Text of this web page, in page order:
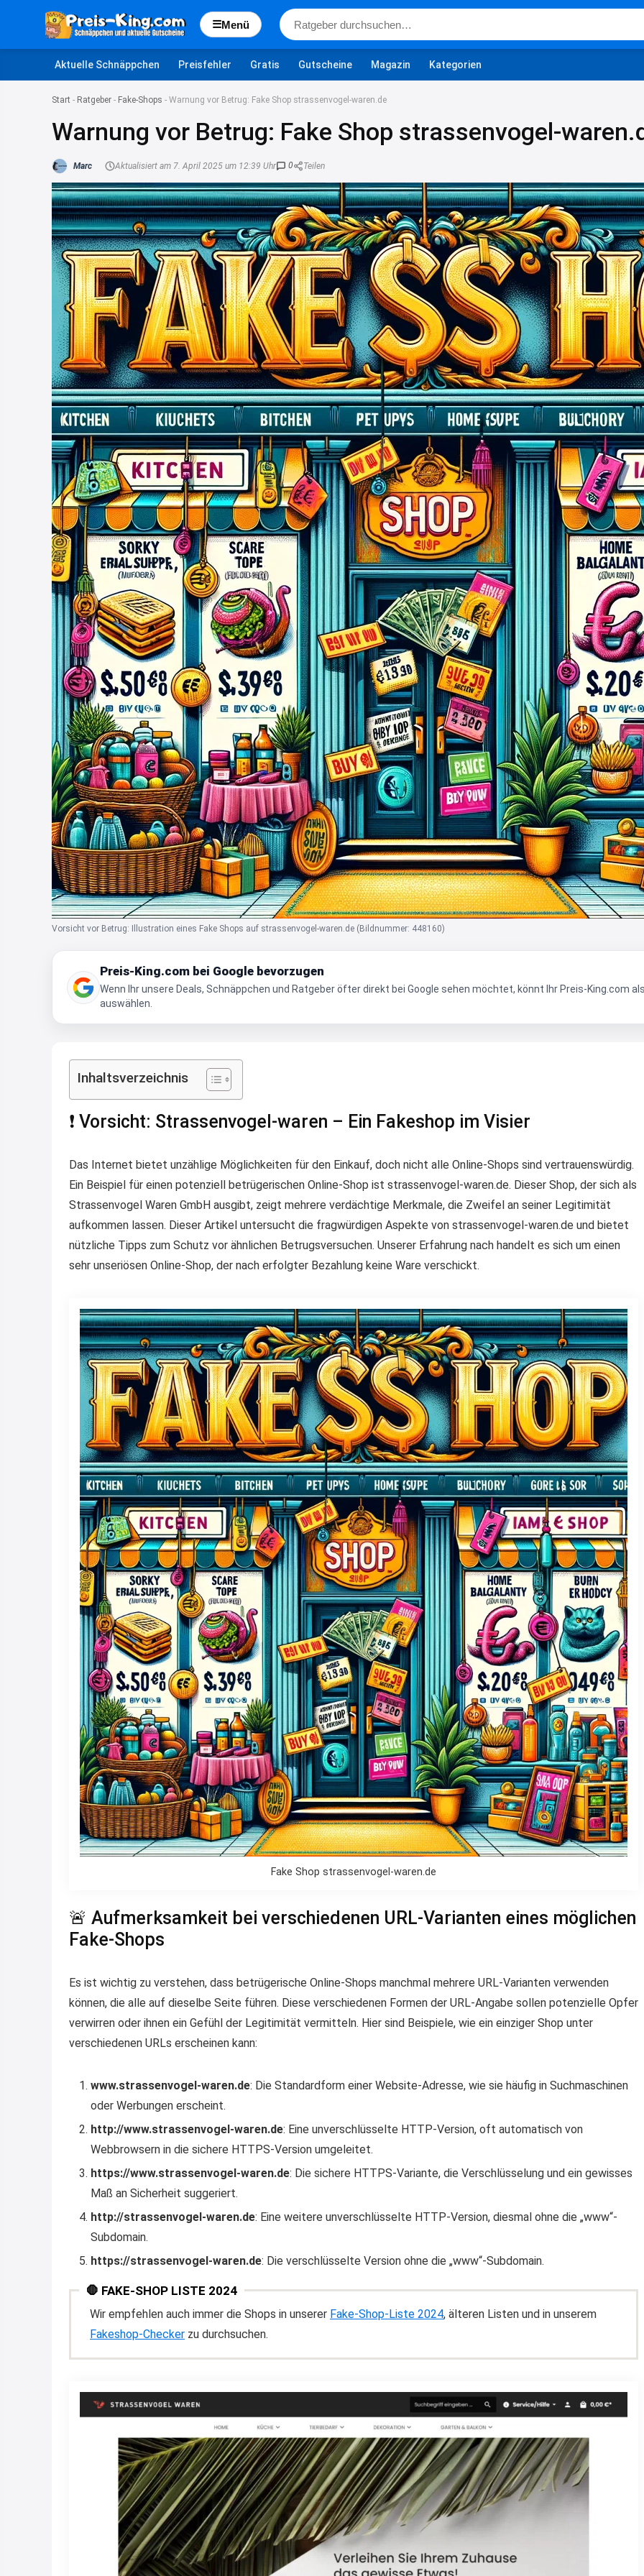
☰Menü
Aktuelle Schnäppchen Preisfehler Gratis Gutscheine Magazin Kategorien
Start - Ratgeber - Fake-Shops - Warnung vor Betrug: Fake Shop strassenvogel-waren.de
Warnung vor Betrug: Fake Shop strassenvogel-
Marc Aktualisiert am 7. April 2025 um 12:39 Uhr 0 Teilen
Vorsicht vor Betrug: Illustration eines Fake Shops auf strassenvogel-waren.de (Bildnummer: 448160)
Preis-King.com bei Google bevorzugen
Wenn Ihr unsere Deals, Schnäppchen und Ratgeber öfter direkt bei Google sehen möchtet, könnt Ihr Preis-King.com
auswählen.
Inhaltsverzeichnis
❗ Vorsicht: Strassenvogel-waren – Ein Fakeshop im Visier
Das Internet bietet unzählige Möglichkeiten für den Einkauf, doch nicht alle Online-Shops sind vertrauenswürdig.
Ein Beispiel für einen potenziell betrügerischen Online-Shop ist strassenvogel-waren.de. Dieser Shop, der sich als
Strassenvogel Waren GmbH ausgibt, zeigt mehrere verdächtige Merkmale, die Zweifel an seiner Legitimität
aufkommen lassen. Dieser Artikel untersucht die fragwürdigen Aspekte von strassenvogel-waren.de und bietet
nützliche Tipps zum Schutz vor ähnlichen Betrugsversuchen. Unserer Erfahrung nach handelt es sich um einen
sehr unseriösen Online-Shop, der nach erfolgter Bezahlung keine Ware verschickt.
Fake Shop strassenvogel-waren.de
🚨 Aufmerksamkeit bei verschiedenen URL-Varianten eines möglichen
Fake-Shops
Es ist wichtig zu verstehen, dass betrügerische Online-Shops manchmal mehrere URL-Varianten verwenden
können, die alle auf dieselbe Seite führen. Diese verschiedenen Formen der URL-Angabe sollen potenzielle Opfer
verwirren oder ihnen ein Gefühl der Legitimität vermitteln. Hier sind Beispiele, wie ein einziger Shop unter
verschiedenen URLs erscheinen kann:
www.strassenvogel-waren.de: Die Standardform einer Website-Adresse, wie sie häufig in Suchmaschinen
oder Werbungen erscheint.
http://www.strassenvogel-waren.de: Eine unverschlüsselte HTTP-Version, oft automatisch von
Webbrowsern in die sichere HTTPS-Version umgeleitet.
https://www.strassenvogel-waren.de: Die sichere HTTPS-Variante, die Verschlüsselung und ein gewisses
Maß an Sicherheit suggeriert.
http://strassenvogel-waren.de: Eine weitere unverschlüsselte HTTP-Version, diesmal ohne die „www“-
Subdomain.
https://strassenvogel-waren.de: Die verschlüsselte Version ohne die „www“-Subdomain.
🛑 FAKE-SHOP LISTE 2024
Wir empfehlen auch immer die Shops in unserer Fake-Shop-Liste 2024, älteren Listen und in unserem
Fakeshop-Checker zu durchsuchen.